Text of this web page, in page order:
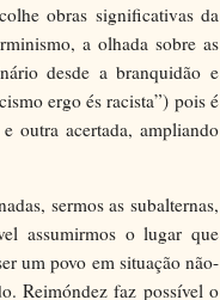
obras significativas da
a olhada sobre as
desde a branquidão e
ergo és racista”) pois é
outra acertada, ampliando
sermos as subalternas,
assumirmos o lugar que
um povo em situação não-
Reimóndez faz possível o